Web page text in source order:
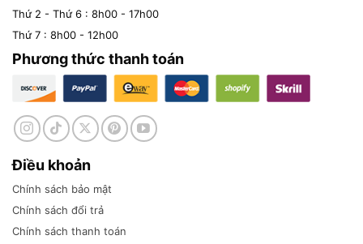
Thứ 2 - Thứ 6 : 8h00 - 17h00
Thứ 7 : 8h00 - 12h00
Phương thức thanh toán
Điều khoản
Chính sách bảo mật
Chính sách đổi trả
Chính sách thanh toán